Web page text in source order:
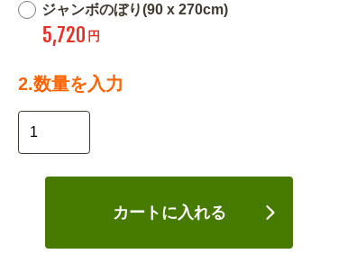
ジャンボのぼり(90 x 270cm)
5,720 円
2.数量を入力
カートに入れる